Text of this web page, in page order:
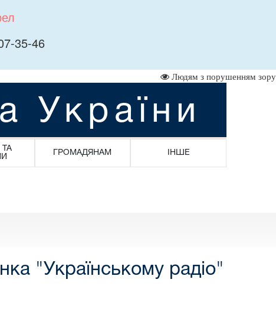
35-46
Людям з порушенням зору
України
ТА
ГРОМАДЯНАМ ІНШЕ
"Українському радіо"